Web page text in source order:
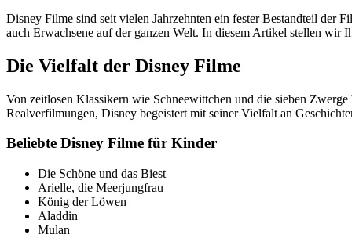
Disney Filme sind seit vielen Jahrzehnten ein fester Bestandteil der
auch Erwachsene auf der ganzen Welt. In diesem Artikel stellen wir
Die Vielfalt der Disney Filme
Von zeitlosen Klassikern wie Schneewittchen und die sieben
Realverfilmungen, Disney begeistert mit seiner Vielfalt an
Beliebte Disney Filme für Kinder
Die Schöne und das Biest
Arielle, die Meerjungfrau
König der Löwen
Aladdin
Mulan